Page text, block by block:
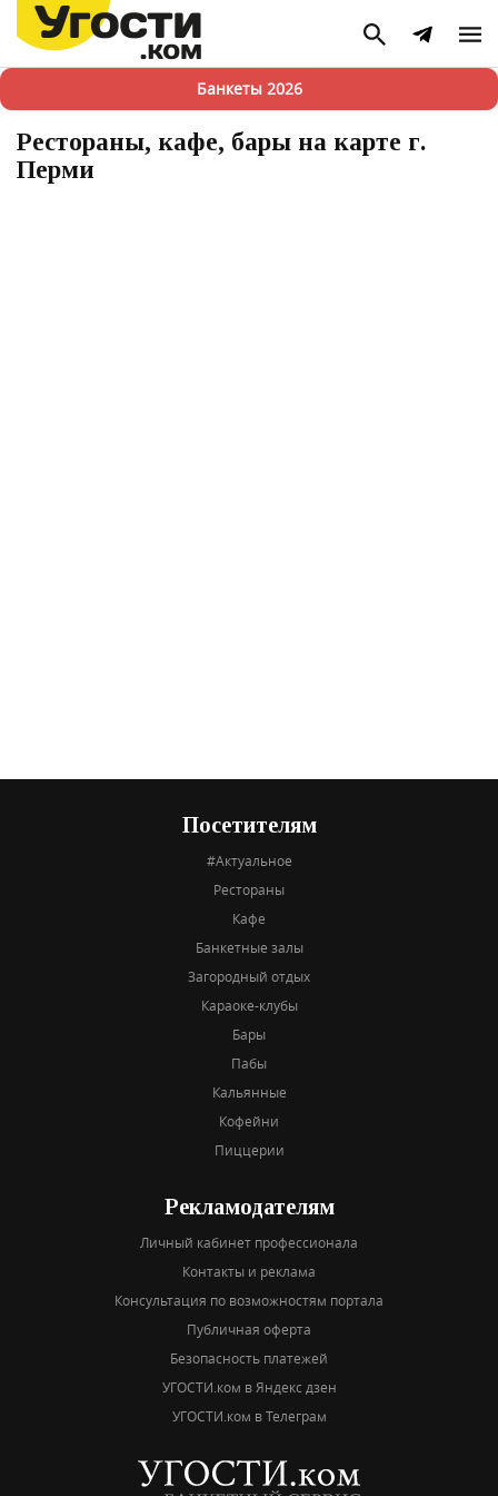
Банкеты 2026
Рестораны, кафе, бары на карте г.
Перми
Посетителям
#Актуальное
Рестораны
Кафе
Банкетные залы
Загородный отдых
Караоке-клубы
Бары
Пабы
Кальянные
Кофейни
Пиццерии
Рекламодателям
Личный кабинет профессионала
Контакты и реклама
Консультация по возможностям портала
Публичная оферта
Безопасность платежей
УГОСТИ.ком в Яндекс дзен
УГОСТИ.ком в Телеграм